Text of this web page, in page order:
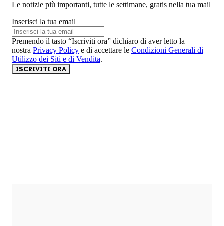
Le notizie più importanti, tutte le settimane, gratis nella tua mail
Inserisci la tua email
Premendo il tasto “Iscriviti ora” dichiaro di aver letto la
nostra Privacy Policy e di accettare le Condizioni Generali di
Utilizzo dei Siti e di Vendita.
ISCRIVITI ORA